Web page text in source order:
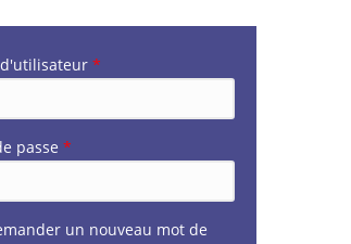
*
passe *
un nouveau mot de